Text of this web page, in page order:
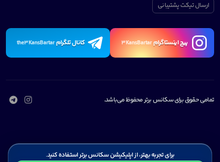
ارسال تیکت پشتیبانی
پیچ اینستاگرام3KansBartar کانال تلگرامthe3KansBartar
تمامی حقوق برای سکانس برتر محفوظ می‌باشد.
برای تجربه بهتر، از اپلیکیشن سکانس برتر استفاده کنید.